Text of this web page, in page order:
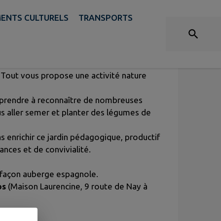
CULTURELS TRANSPORTS
Tout vous propose une activité nature
à reconnaître de nombreuses
aller semer et planter des légumes de
enrichir ce jardin pédagogique, productif
et de convivialité.
auberge espagnole.
(Maison Laurencine, 9 route de Nay à